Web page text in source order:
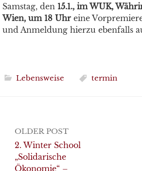
Samstag, den 15.1., im WUK,
Wien, um 18 Uhreine
und Anmeldung hierzu ebenfalls
Lebensweise termin
Post
navigation
OLDER POST
2. Winter School
„Solidarische
Ökonomie“ –